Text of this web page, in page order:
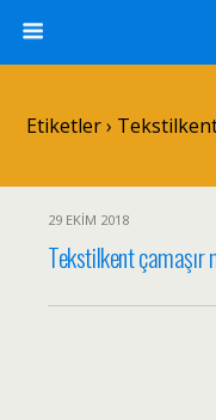
Etiketler ›
29 EKIM 2018
Tekstilkent çamaşır